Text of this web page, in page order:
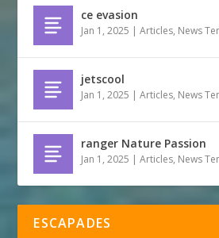
ce evasion
Jan 1, 2025 |Articles, News
jetscool
Jan 1, 2025 |Articles, News
ranger Nature Passion
Jan 1, 2025 |Articles, News
ESCAPADES